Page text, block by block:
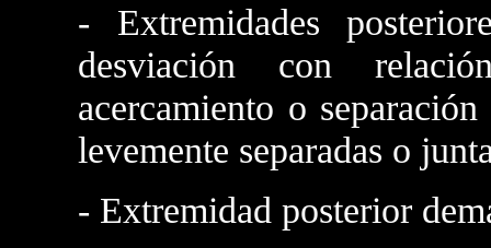
- Extremidades
desviación con
acercamiento o
levemente separadas o
- Extremidad posterior